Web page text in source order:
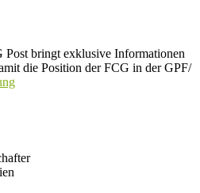
bringt exklusive Informationen
die Position der FCG in der GPF/